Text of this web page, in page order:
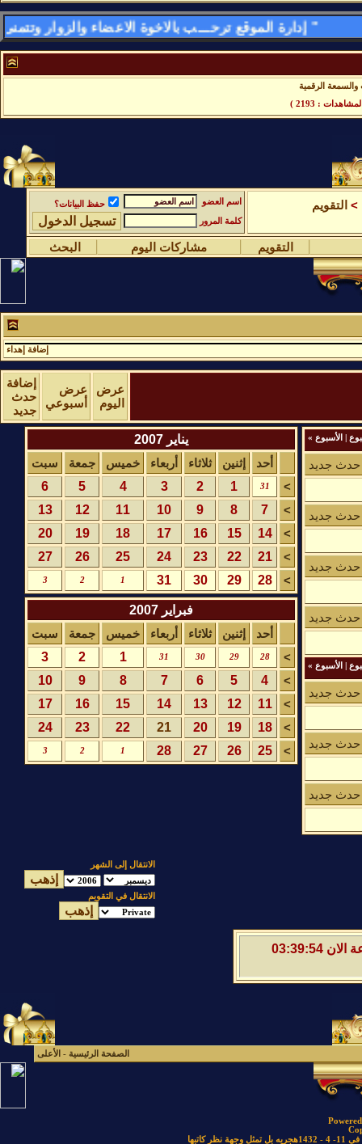
والسمعة الرقمية
: 2193 )
> التقويم اسم العضو
حفظ البيانات؟
كلمة المرور
التقويم مشاركات اليوم البحث
إضافة إهداء
عرض
اليوم
عرض
أسبوعي
إضافة
حدث
جديد
| الأسبوع »
حدث جديد
حدث جديد
حدث جديد
حدث جديد
| الأسبوع »
حدث جديد
حدث جديد
حدث جديد
يناير 2007
أحد إثنين ثلاثاء أربعاء خميس جمعة
سبت
>
31
1
2
3
4
5
6
>
7
8
9
10
11
12
13
>
14
15
16
17
18
19
20
>
21
22
23
24
25
26
27
>
28
29
30
31
1
2
3
فبراير 2007
أحد إثنين ثلاثاء أربعاء خميس جمعة
سبت
>
28
29
30
31
1
2
3
>
4
5
6
7
8
9
10
>
11
12
13
14
15
16
17
>
18
19
20
21
22
23
24
>
25
26
27
28
1
2
3
الانتقال إلى الشهر
الانتقال في التقويم
السبت 8 من اغسطس 2026 , الساعة الان 03:39:54
الصفحة الرئيسية - الأعلى